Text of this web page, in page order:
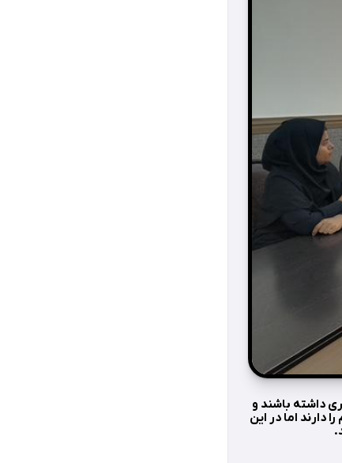
داشته باشند و
اما در این